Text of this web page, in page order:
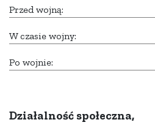
Przed wojną:
W czasie wojny:
Po wojnie:
Działalność społeczna,